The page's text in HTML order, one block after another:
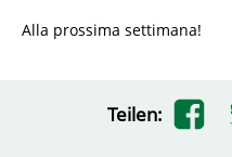
Alla prossima settimana!
Teilen: